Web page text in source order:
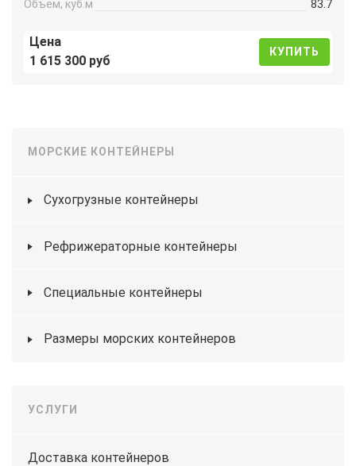
Объем, куб.м
83.7
Цена
1 615 300 руб
КУПИТЬ
МОРСКИЕ КОНТЕЙНЕРЫ
Сухогрузные контейнеры
Рефрижераторные контейнеры
Специальные контейнеры
Размеры морских контейнеров
УСЛУГИ
Доставка контейнеров